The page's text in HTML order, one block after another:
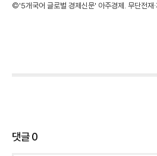
©'5개국어 글로벌 경제신문' 아주경제. 무단전재·
댓글0